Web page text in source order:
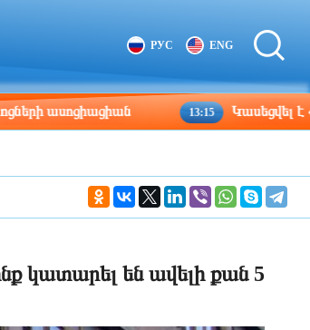
РУС ENG
13:15 Կասեցվել է «Ծիրան»
են ավելի քան 5